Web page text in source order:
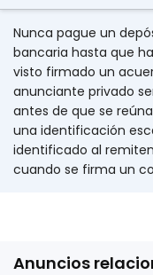
Nunca pague un
bancaria hasta que
visto firmado un
anunciante privado
antes de que se
una identificación
identificado al
cuando se firma un
Anuncios